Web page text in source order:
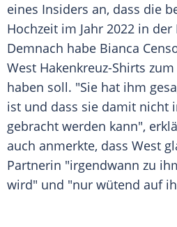
eines Insiders an, dass die
Hochzeit im Jahr 2022 in
Demnach habe Bianca
West Hakenkreuz-Shirts
haben soll. "Sie hat ihm
ist und dass sie damit nicht
gebracht werden kann",
auch anmerkte, dass West
Partnerin "irgendwann zu
wird" und "nur wütend auf